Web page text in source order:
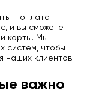
- оплата
и вы сможете
карты. Мы
систем, чтобы
наших клиентов.
важно